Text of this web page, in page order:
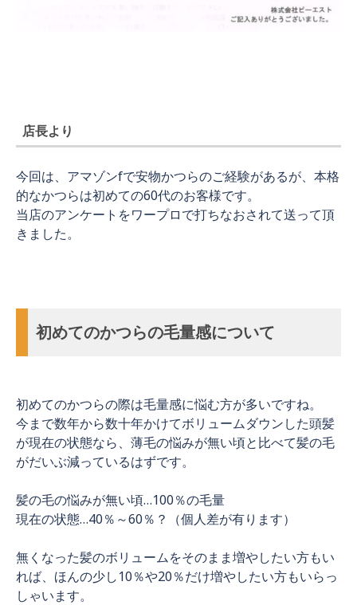
店長より
今回は、アマゾンfで安物かつらのご経験があるが、本格
的なかつらは初めての60代のお客様です。
当店のアンケートをワープロで打ちなおされて送って頂
きました。
初めてのかつらの毛量感について
初めてのかつらの際は毛量感に悩む方が多いですね。
今まで数年から数十年かけてボリュームダウンした頭髪
が現在の状態なら、薄毛の悩みが無い頃と比べて髪の毛
がだいぶ減っているはずです。
髪の毛の悩みが無い頃…100％の毛量
現在の状態…40％～60％？（個人差が有ります）
無くなった髪のボリュームをそのまま増やしたい方もい
れば、ほんの少し10％や20％だけ増やしたい方もいらっ
しゃいます。